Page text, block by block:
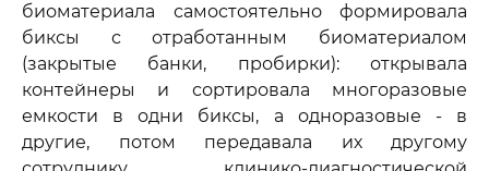
биоматериала самостоятельно формировала
биксы с отработанным биоматериалом
(закрытые банки, пробирки): открывала
контейнеры и сортировала многоразовые
емкости в одни биксы, а одноразовые - в
другие, потом передавала их другому